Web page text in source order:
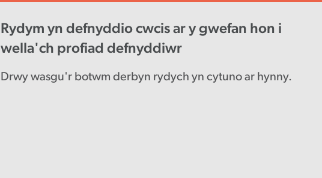
Rydym yn defnyddio cwcis ar y gwefan hon i
wella'ch profiad defnyddiwr
Drwy wasgu'r botwm derbyn rydych yn cytuno ar hynny.
Cynnwys diweddaraf Gyrfaoedd